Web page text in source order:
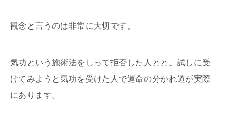
観念と言うのは非常に大切です。
気功という施術法をしって拒否した人とと、試しに受
けてみようと気功を受けた人で運命の分かれ道が実際
にあります。